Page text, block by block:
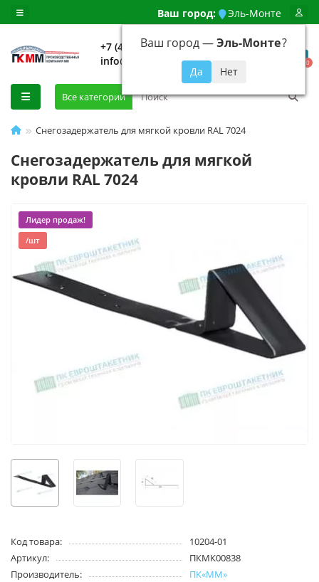
Ваш город: Эль-Монте
Ваш город —Эль-Монте?
+7 (499) 648-92-94
info@evroshtaketnikmoskva.ru
0
Все категории
Снегозадержатель для мягкой кровли RAL 7024
Снегозадержатель для мягкой
кровли RAL 7024
Лидер продаж!
/шт
Код товара:
10204-01
Артикул:
ПКМК00838
Производитель:
ПК«ММ»